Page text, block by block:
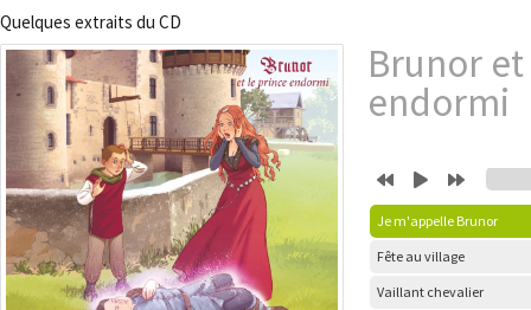
Quelques extraits du CD
Brunor
endormi
Je m'appelle Brunor
Fête au village
Vaillant chevalier